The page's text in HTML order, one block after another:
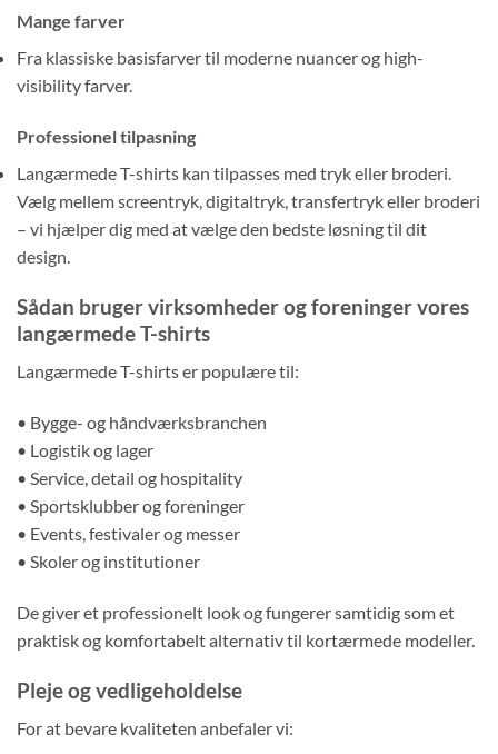
Mange farver
Fra klassiske basisfarver til moderne nuancer og high-
visibility farver.
Professionel tilpasning
Langærmede T-shirts kan tilpasses med tryk eller broderi.
Vælg mellem screentryk, digitaltryk, transfertryk eller broderi
– vi hjælper dig med at vælge den bedste løsning til dit
design.
Sådan bruger virksomheder og foreninger vores
langærmede T-shirts
Langærmede T-shirts er populære til:
• Bygge- og håndværksbranchen
• Logistik og lager
• Service, detail og hospitality
• Sportsklubber og foreninger
• Events, festivaler og messer
• Skoler og institutioner
De giver et professionelt look og fungerer samtidig som et
praktisk og komfortabelt alternativ til kortærmede modeller.
Pleje og vedligeholdelse
For at bevare kvaliteten anbefaler vi: